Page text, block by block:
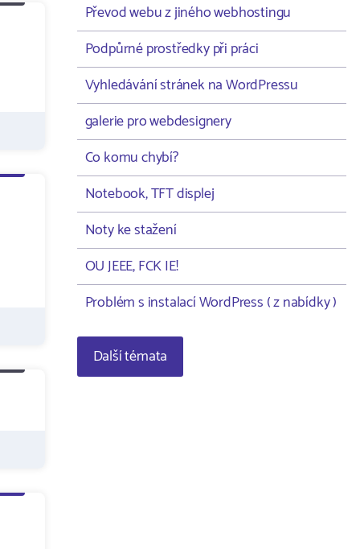
Převod webu z jiného webhostingu
Podpůrné prostředky při práci
Vyhledávání stránek na WordPressu
galerie pro webdesignery
Co komu chybí?
Notebook, TFT displej
Noty ke stažení
OU JEEE, FCK IE!
Problém s instalací WordPress ( z nabídky )
Další témata